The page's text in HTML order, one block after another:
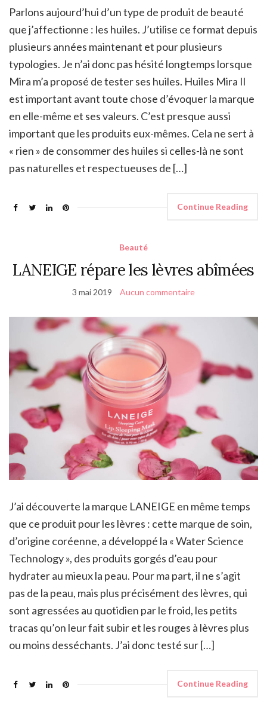
Parlons aujourd’hui d’un type de produit de beauté
que j’affectionne : les huiles. J’utilise ce format depuis
plusieurs années maintenant et pour plusieurs
typologies. Je n’ai donc pas hésité longtemps lorsque
Mira m’a proposé de tester ses huiles. Huiles Mira Il
est important avant toute chose d’évoquer la marque
en elle-même et ses valeurs. C’est presque aussi
important que les produits eux-mêmes. Cela ne sert à
« rien » de consommer des huiles si celles-là ne sont
pas naturelles et respectueuses de […]
Continue Reading
Beauté
LANEIGE répare les lèvres abîmées
3 mai 2019 Aucun commentaire
J’ai découverte la marque LANEIGE en même temps
que ce produit pour les lèvres : cette marque de soin,
d’origine coréenne, a développé la « Water Science
Technology », des produits gorgés d’eau pour
hydrater au mieux la peau. Pour ma part, il ne s’agit
pas de la peau, mais plus précisément des lèvres, qui
sont agressées au quotidien par le froid, les petits
tracas qu’on leur fait subir et les rouges à lèvres plus
ou moins desséchants. J’ai donc testé sur […]
Continue Reading